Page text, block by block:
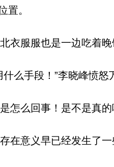
置。
服服也是一边吃着晚
么手段！”李晓峰愤怒
么回事！是不是真的
意义早已经发生了一